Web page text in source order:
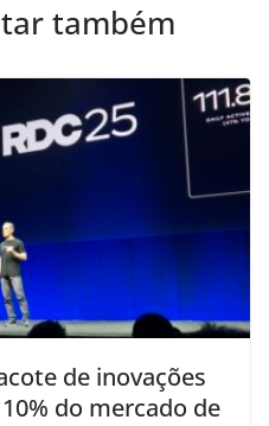
também
de inovações
do mercado de